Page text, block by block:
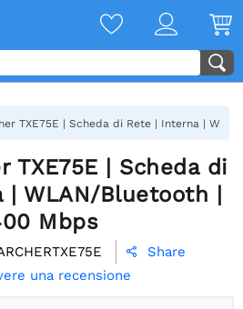
TXE75E | Scheda di Rete | Interna |
TXE75E | Scheda di
WLAN/Bluetooth |
Mbps

Share
una recensione